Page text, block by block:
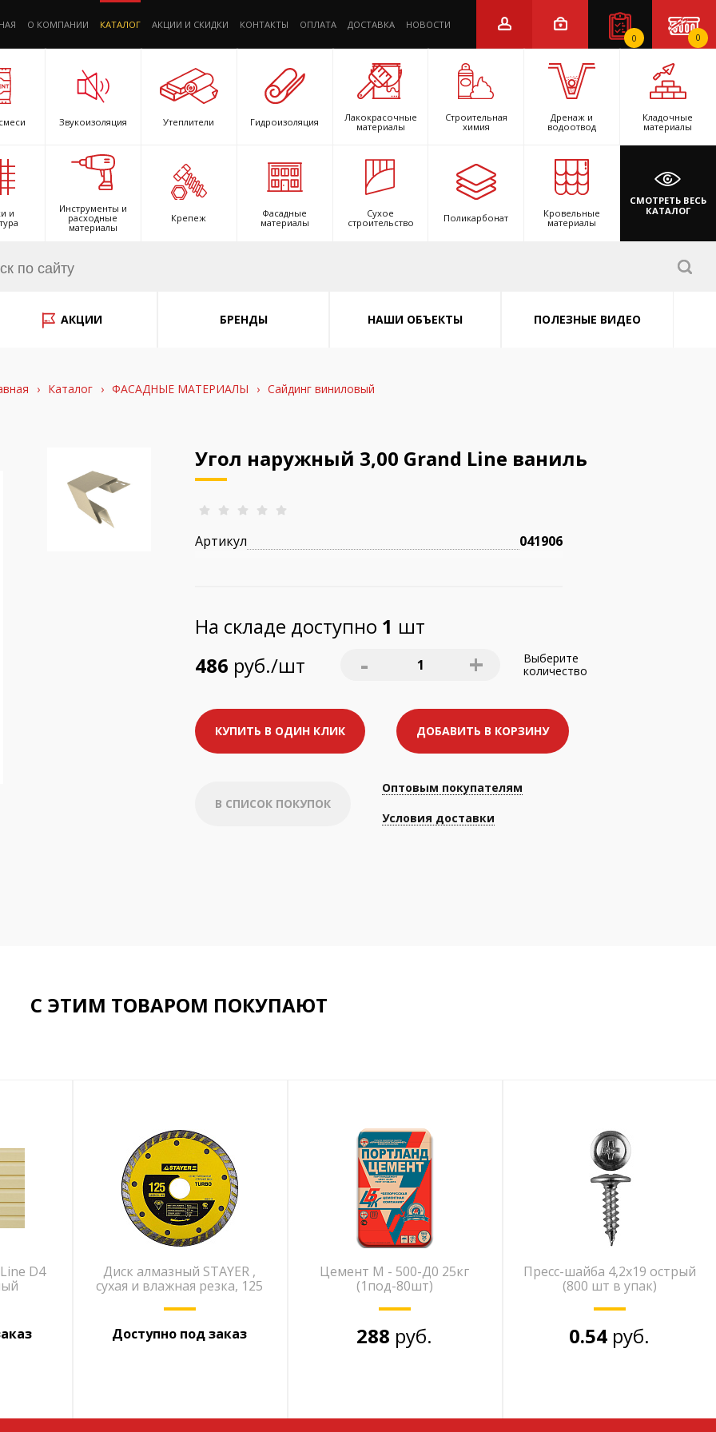
О КОМПАНИИ КАТАЛОГ АКЦИИ И СКИДКИ КОНТАКТЫ ОПЛАТА ДОСТАВКА НОВОСТИ
0 0
Звукоизоляция Утеплители Гидроизоляция
Лакокрасочные
материалы
Строительная
химия
Дренаж и
водоотвод
Кладочные
материалы
и
Инструменты и
расходные
материалы
Крепеж
Фасадные
материалы
Сухое
строительство
Поликарбонат
Кровельные
материалы
СМОТРЕТЬ ВЕСЬ
КАТАЛОГ
АКЦИИ БРЕНДЫ НАШИ ОБЪЕКТЫ ПОЛЕЗНЫЕ ВИДЕО
› Каталог › ФАСАДНЫЕ МАТЕРИАЛЫ › Сайдинг виниловый
Угол наружный 3,00 Grand Line ваниль
Артикул 041906
На складе доступно 1 шт
486 руб./шт - 1 +
Выберите
количество
КУПИТЬ В ОДИН КЛИК ДОБАВИТЬ В КОРЗИНУ
В СПИСОК ПОКУПОК
Оптовым покупателям
Условия доставки
С ЭТИМ ТОВАРОМ ПОКУПАЮТ
D4
Диск алмазный STAYER ,
сухая и влажная резка, 125
Доступно под заказ
Цемент М - 500-Д0 25кг
(1под-80шт)
288 руб.
Пресс-шайба 4,2х19 острый
(800 шт в упак)
0.54 руб.